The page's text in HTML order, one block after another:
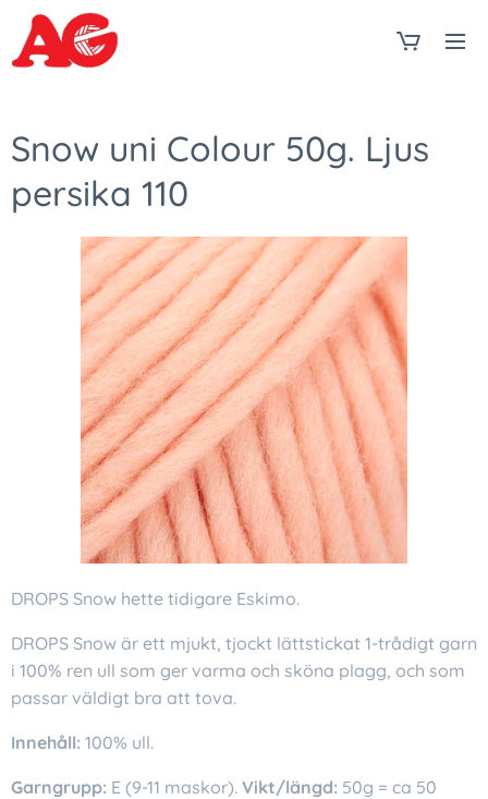
Snow uni Colour 50g. Ljus
persika 110
DROPS Snow hette tidigare Eskimo.
DROPS Snow är ett mjukt, tjockt lättstickat 1-trådigt garn
i 100% ren ull som ger varma och sköna plagg, och som
passar väldigt bra att tova.
Innehåll: 100% ull.
Garngrupp: E (9-11 maskor). Vikt/längd: 50g = ca 50